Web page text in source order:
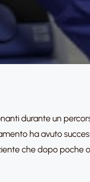
durante un
ha avuto
che dopo poche